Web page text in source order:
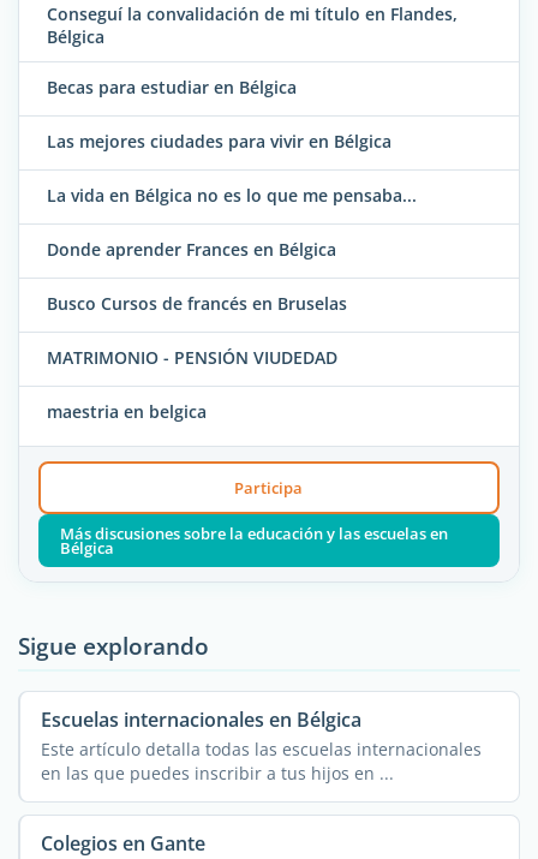
Conseguí la convalidación de mi título en Flandes,
Bélgica
Becas para estudiar en Bélgica
Las mejores ciudades para vivir en Bélgica
La vida en Bélgica no es lo que me pensaba...
Donde aprender Frances en Bélgica
Busco Cursos de francés en Bruselas
MATRIMONIO - PENSIÓN VIUDEDAD
maestria en belgica
Participa
Más discusiones sobre la educación y las escuelas en
Bélgica
Sigue explorando
Escuelas internacionales en Bélgica
Este artículo detalla todas las escuelas internacionales
en las que puedes inscribir a tus hijos en ...
Colegios en Gante